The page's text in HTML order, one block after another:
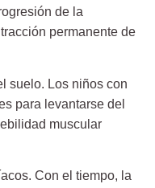
de la
permanente de
suelo. Los niños con
para levantarse del
muscular
Con el tiempo, la